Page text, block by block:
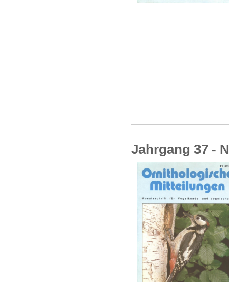
Jahrgang 37 -